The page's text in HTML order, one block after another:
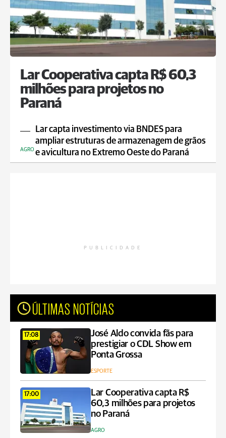
Lar Cooperativa capta R$ 60,3
milhões para projetos no
Paraná
Lar capta investimento via BNDES para
ampliar estruturas de armazenagem de grãos
e avicultura no Extremo Oeste do Paraná
AGRO
PUBLICIDADE
ÚLTIMAS NOTÍCIAS
17:08
José Aldo convida fãs para
prestigiar o CDL Show em
Ponta Grossa
ESPORTE
17:00
Lar Cooperativa capta R$
60,3 milhões para projetos
no Paraná
AGRO